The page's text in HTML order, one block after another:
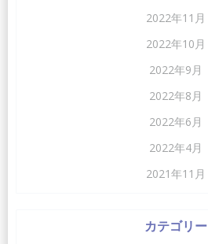
2022年11月
2022年10月
2022年9月
2022年8月
2022年6月
2022年4月
2021年11月
カテゴリー